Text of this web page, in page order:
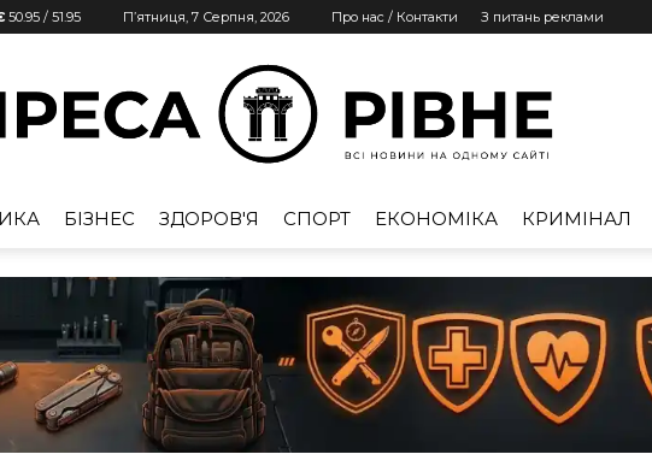
50.95 / 51.95 П’ятниця, 7 Серпня, 2026 Про нас / Контакти З питань реклами
Рівне
БІЗНЕС ЗДОРОВ'Я СПОРТ ЕКОНОМІКА КРИМІНАЛ